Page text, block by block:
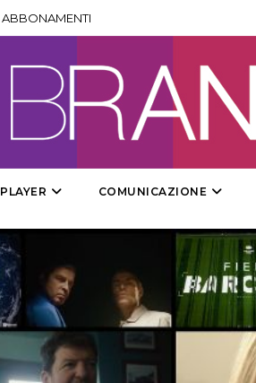
ABBONAMENTI
PLAYER COMUNICAZIONE